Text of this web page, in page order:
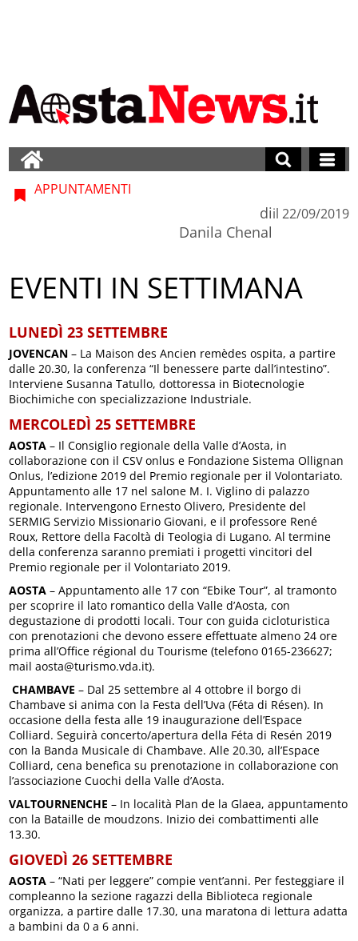
APPUNTAMENTI
di
Danila Chenal
il 22/09/2019
EVENTI IN SETTIMANA
LUNEDÌ 23 SETTEMBRE
JOVENCAN – La Maison des Ancien remèdes ospita, a partire
dalle 20.30, la conferenza “Il benessere parte dall’intestino”.
Interviene Susanna Tatullo, dottoressa in Biotecnologie
Biochimiche con specializzazione Industriale.
MERCOLEDÌ 25 SETTEMBRE
AOSTA – Il Consiglio regionale della Valle d’Aosta, in
collaborazione con il CSV onlus e Fondazione Sistema Ollignan
Onlus, l’edizione 2019 del Premio regionale per il Volontariato.
Appuntamento alle 17 nel salone M. I. Viglino di palazzo
regionale. Intervengono Ernesto Olivero, Presidente del
SERMIG Servizio Missionario Giovani, e il professore René
Roux, Rettore della Facoltà di Teologia di Lugano. Al termine
della conferenza saranno premiati i progetti vincitori del
Premio regionale per il Volontariato 2019.
AOSTA – Appuntamento alle 17 con “Ebike Tour”, al tramonto
per scoprire il lato romantico della Valle d’Aosta, con
degustazione di prodotti locali. Tour con guida cicloturistica
con prenotazioni che devono essere effettuate almeno 24 ore
prima all’Office régional du Tourisme (telefono 0165-236627;
mail aosta@turismo.vda.it).
CHAMBAVE – Dal 25 settembre al 4 ottobre il borgo di
Chambave si anima con la Festa dell’Uva (Féta di Résen). In
occasione della festa alle 19 inaugurazione dell’Espace
Colliard. Seguirà concerto/apertura della Féta di Resén 2019
con la Banda Musicale di Chambave. Alle 20.30, all’Espace
Colliard, cena benefica su prenotazione in collaborazione con
l’associazione Cuochi della Valle d’Aosta.
VALTOURNENCHE – In località Plan de la Glaea, appuntamento
con la Bataille de moudzons. Inizio dei combattimenti alle
13.30.
GIOVEDÌ 26 SETTEMBRE
AOSTA – “Nati per leggere” compie vent’anni. Per festeggiare il
compleanno la sezione ragazzi della Biblioteca regionale
organizza, a partire dalle 17.30, una maratona di lettura adatta
a bambini da 0 a 6 anni.